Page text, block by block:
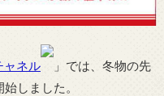
ャネル
」では、冬物の先
しました。